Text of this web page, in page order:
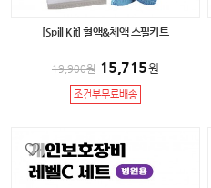
[Spill Kit] 혈액&체액 스필키트
19,900원 15,715원
조건부무료배송